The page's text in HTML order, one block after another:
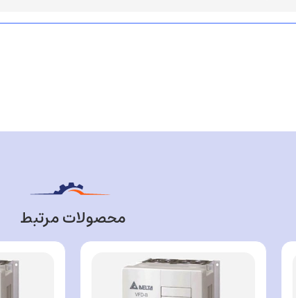
محصولات مرتبط